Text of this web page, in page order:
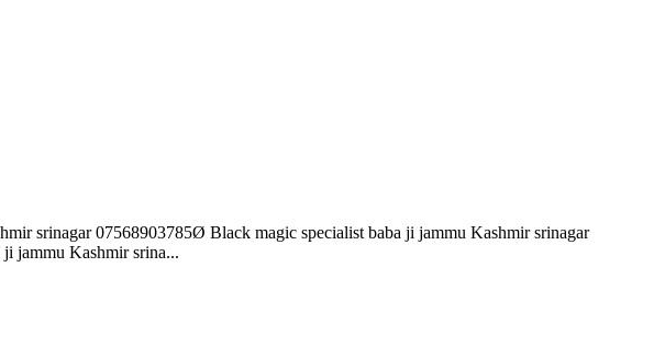
srinagar 07568903785Ø Black magic specialist baba ji jammu Kashmir srinagar
jammu Kashmir srina...